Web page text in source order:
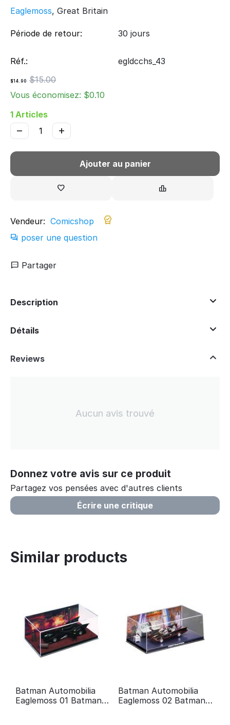
Eaglemoss, Great Britain
Période de retour: 30 jours
Réf.: egldcchs_43
$14.90 $15.00
Vous économisez: $0.10
1 Articles
+
−
Ajouter au panier
Vendeur: Comicshop
poser une question
Partager
Description
Détails
Reviews
Aucun avis trouvé
Donnez votre avis sur ce produit
Partagez vos pensées avec d'autres clients
Écrire une critique
Similar products
Batman Automobilia
Eaglemoss 01 Batman
Batman Automobilia
Eaglemoss 02 Batman